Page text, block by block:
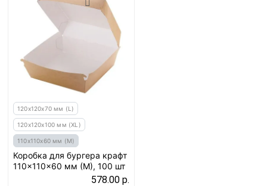
120х120х70 мм (L)
120х120х100 мм (XL)
110х110х60 мм (M)
Коробка для бургера крафт
110x110x60 мм (M), 100 шт
578.00 р.